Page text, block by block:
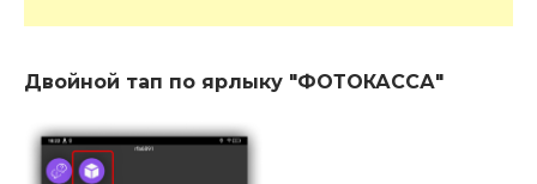
Двойной тап по ярлыку "ФОТОКАССА"